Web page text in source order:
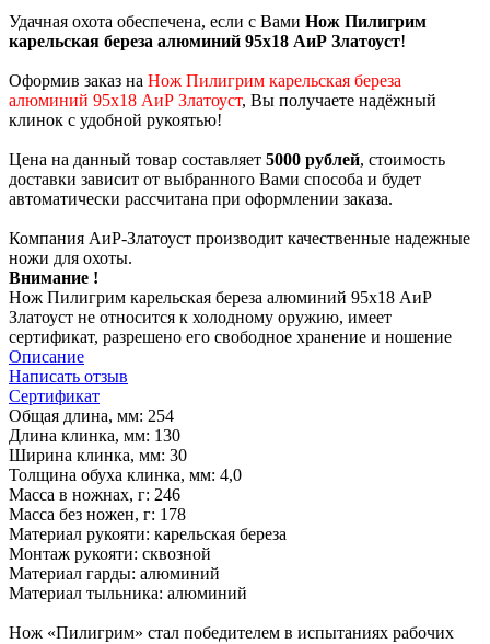
Удачная охота обеспечена, если с Вами Нож Пилигрим
карельская береза алюминий 95х18 АиР Златоуст!
Оформив заказ на Нож Пилигрим карельская береза
алюминий 95х18 АиР Златоуст, Вы получаете надёжный
клинок с удобной рукоятью!
Цена на данный товар составляет 5000 рублей, стоимость
доставки зависит от выбранного Вами способа и будет
автоматически рассчитана при оформлении заказа.
Компания АиР-Златоуст производит качественные надежные
ножи для охоты.
Внимание !
Нож Пилигрим карельская береза алюминий 95х18 АиР
Златоуст не относится к холодному оружию, имеет
сертификат, разрешено его свободное хранение и ношение
Описание
Написать отзыв
Сертификат
Общая длина, мм: 254
Длина клинка, мм: 130
Ширина клинка, мм: 30
Толщина обуха клинка, мм: 4,0
Масса в ножнах, г: 246
Масса без ножен, г: 178
Материал рукояти: карельская береза
Монтаж рукояти: сквозной
Материал гарды: алюминий
Материал тыльника: алюминий
Нож «Пилигрим» стал победителем в испытаниях рабочих